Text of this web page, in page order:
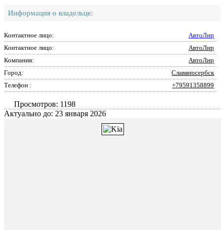
Информация о владельце:
Контактное лицо:
АвтоЛнр
Контактное лицо:
АвтоЛнр
Компания:
АвтоЛнр
Город:
Славяносербск
Телефон :
+79591358899
Просмотров: 1198
Актуально до: 23 января 2026